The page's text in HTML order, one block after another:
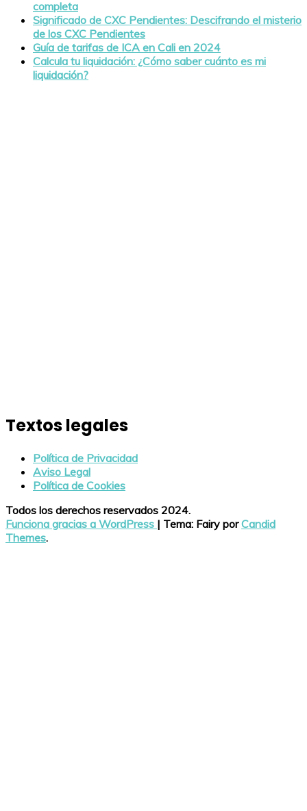
completa
Significado de CXC Pendientes: Descifrando el misterio
de los CXC Pendientes
Guía de tarifas de ICA en Cali en 2024
Calcula tu liquidación: ¿Cómo saber cuánto es mi
liquidación?
Textos legales
Política de Privacidad
Aviso Legal
Política de Cookies
Todos los derechos reservados 2024.
Funciona gracias a WordPress | Tema: Fairy porCandid
Themes.